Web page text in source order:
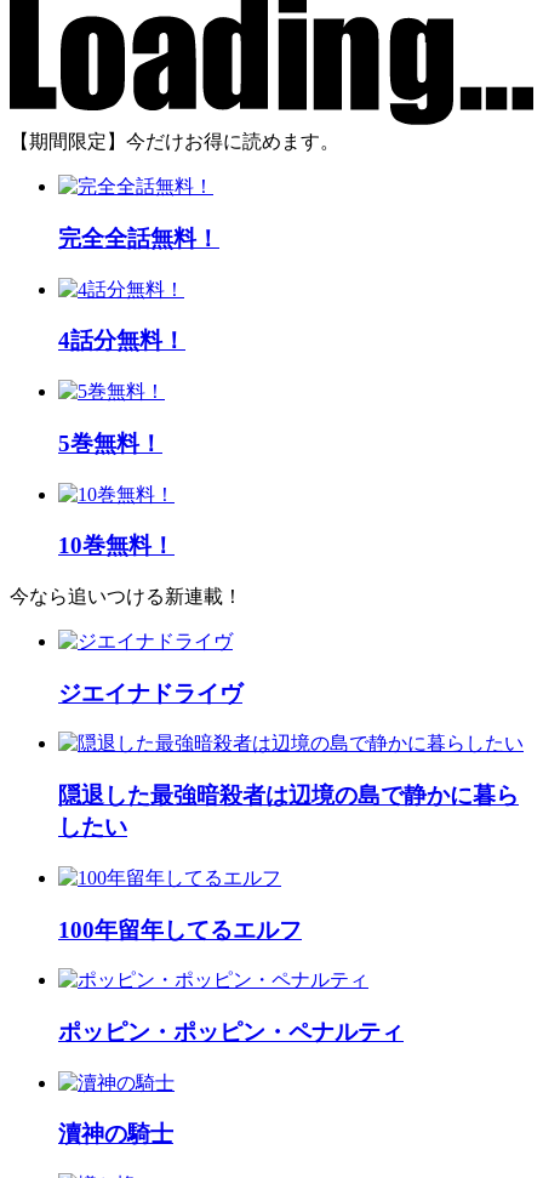
【期間限定】今だけお得に読めます。
完全全話無料！
4話分無料！
5巻無料！
10巻無料！
今なら追いつける新連載！
ジエイナドライヴ
隠退した最強暗殺者は辺境の島で静かに暮ら
したい
100年留年してるエルフ
ポッピン・ポッピン・ペナルティ
瀆神の騎士